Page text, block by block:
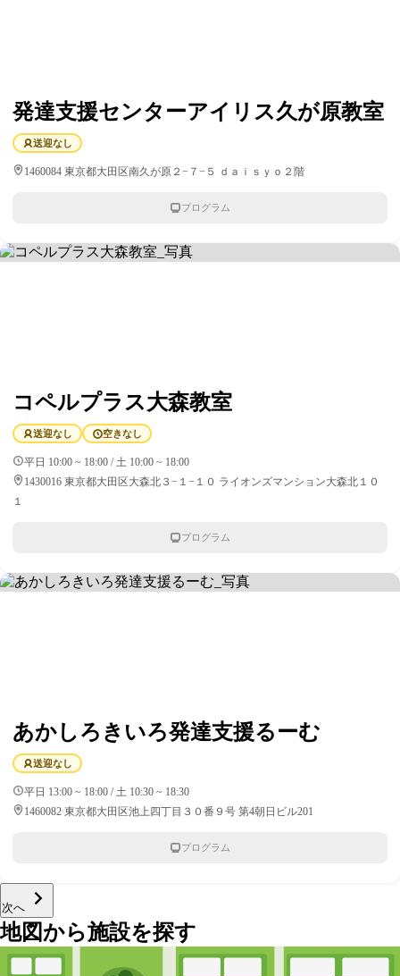
発達支援センターアイリス久が原教室
送迎なし
1460084 東京都大田区南久が原２−７−５ ｄａｉｓｙｏ２階
プログラム
コペルプラス大森教室
送迎なし 空きなし
平日 10:00 ~ 18:00 / 土 10:00 ~ 18:00
1430016 東京都大田区大森北３−１−１０ ライオンズマンション大森北１０
１
プログラム
あかしろきいろ発達支援るーむ
送迎なし
平日 13:00 ~ 18:00 / 土 10:30 ~ 18:30
1460082 東京都大田区池上四丁目３０番９号 第4朝日ビル201
プログラム
次へ
地図から施設を探す